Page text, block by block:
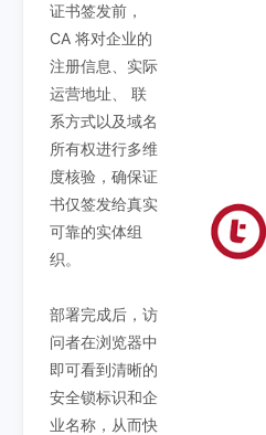
证书签发前，
CA 将对企业的
注册信息、实际
运营地址、 联
系方式以及域名
所有权进行多维
度核验，确保证
书仅签发给真实
可靠的实体组
织。
部署完成后，访
问者在浏览器中
即可看到清晰的
安全锁标识和企
业名称，从而快